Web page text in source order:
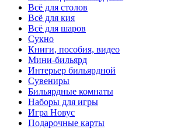
Всё для столов
Всё для кия
Всё для шаров
Сукно
Книги, пособия, видео
Мини-бильярд
Интерьер бильярдной
Сувениры
Бильярдные комнаты
Наборы для игры
Игра Новус
Подарочные карты